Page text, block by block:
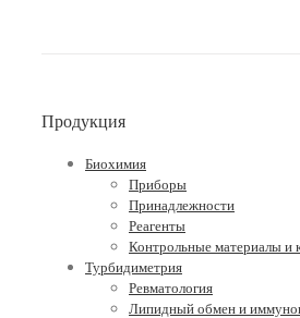
Продукция
Биохимия
Приборы
Принадлежности
Реагенты
Контрольные материалы и
Турбидиметрия
Ревматология
Липидный обмен и